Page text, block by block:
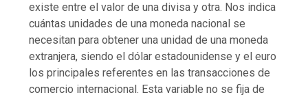
existe entre el valor de una divisa y otra. Nos indica
cuántas unidades de una moneda nacional se
necesitan para obtener una unidad de una moneda
extranjera, siendo el dólar estadounidense y el euro
los principales referentes en las transacciones de
comercio internacional. Esta variable no se fija de